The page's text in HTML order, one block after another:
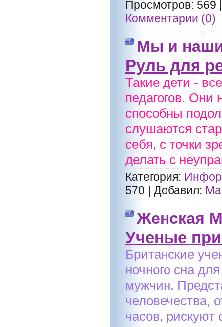
Просмотров: 569
Комментарии (0)
Мы и
Руль для
Такие дети -
педагогов. Они
способны
слушаются
себя, с точки
делать с
Категория:
570
Добавил:
Женская
Ученые
Британские
ночного сна
мужчин.
человечества,
часов, рискуют